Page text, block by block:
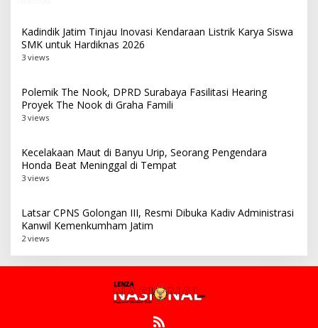
Kadindik Jatim Tinjau Inovasi Kendaraan Listrik Karya Siswa
SMK untuk Hardiknas 2026
3 views
Polemik The Nook, DPRD Surabaya Fasilitasi Hearing
Proyek The Nook di Graha Famili
3 views
Kecelakaan Maut di Banyu Urip, Seorang Pengendara
Honda Beat Meninggal di Tempat
3 views
Latsar CPNS Golongan III, Resmi Dibuka Kadiv Administrasi
Kanwil Kemenkumham Jatim
2 views